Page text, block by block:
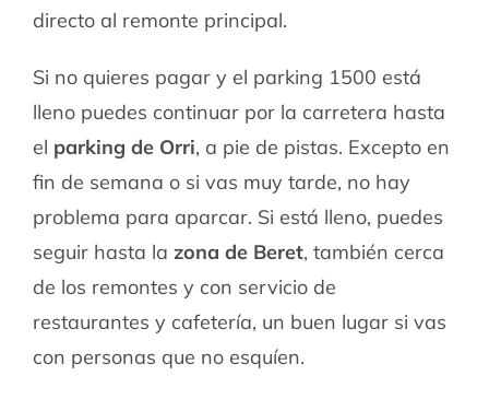
directo al remonte principal.
Si no quieres pagar y el parking 1500 está
lleno puedes continuar por la carretera hasta
el parking de Orri, a pie de pistas. Excepto en
fin de semana o si vas muy tarde, no hay
problema para aparcar. Si está lleno, puedes
seguir hasta la zona de Beret, también cerca
de los remontes y con servicio de
restaurantes y cafetería, un buen lugar si vas
con personas que no esquíen.